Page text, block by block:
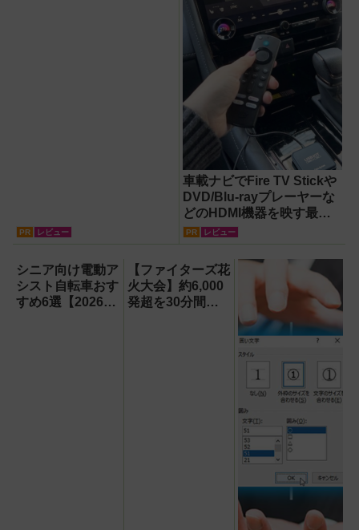
PR レビュー
車載ナビでFire TV Stickや
DVD/Blu-rayプレーヤーな
どのHDMI機器を映す最短
ルート。USB接続だけで
ス化できる新機軸アダプタ
ーを徹底解説【データシス
テム『USBKIT』】
PR レビュー
シニア向け電動ア
シスト自転車おす
すめ6選【2026年
【ファイターズ花
火大会】約6,000
発超を30分間打